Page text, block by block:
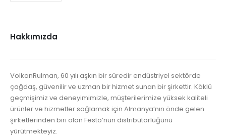
Hakkımızda
VolkanRulman, 60 yılı aşkın bir süredir endüstriyel sektörde
çağdaş, güvenilir ve uzman bir hizmet sunan bir şirkettir. Köklü
geçmişimiz ve deneyimimizle, müşterilerimize yüksek kaliteli
ürünler ve hizmetler sağlamak için Almanya’nın önde gelen
şirketlerinden biri olan Festo’nun distribütörlüğünü
yürütmekteyiz.